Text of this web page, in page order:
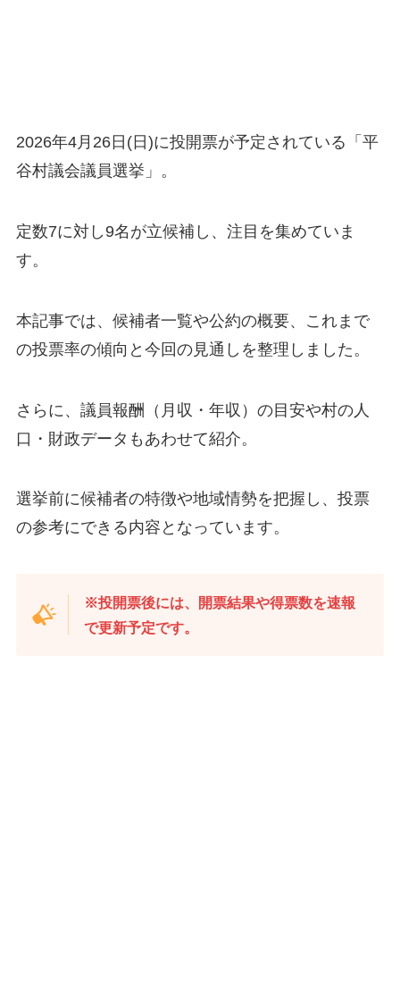
2026年4月26日(日)に投開票が予定されている「平
谷村議会議員選挙」。
定数7に対し9名が立候補し、注目を集めていま
す。
本記事では、候補者一覧や公約の概要、これまで
の投票率の傾向と今回の見通しを整理しました。
さらに、議員報酬（月収・年収）の目安や村の人
口・財政データもあわせて紹介。
選挙前に候補者の特徴や地域情勢を把握し、投票
の参考にできる内容となっています。
※投開票後には、開票結果や得票数を速報
で更新予定です。